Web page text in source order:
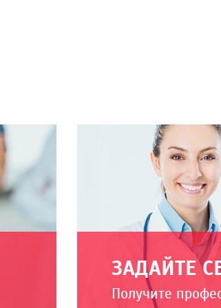
ЗАДАЙТЕ
Получите